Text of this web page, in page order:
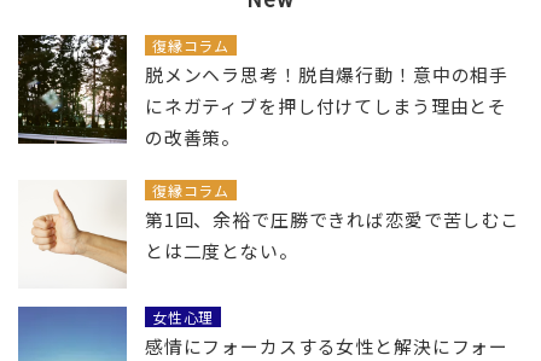
復縁コラム
脱メンヘラ思考！脱自爆行動！意中の相手
にネガティブを押し付けてしまう理由とそ
の改善策。
復縁コラム
第1回、余裕で圧勝できれば恋愛で苦しむこ
とは二度とない。
女性心理
感情にフォーカスする女性と解決にフォー